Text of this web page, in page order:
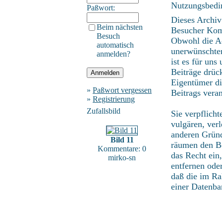
Paßwort:
Beim nächsten
Besuch
automatisch
anmelden?
» Paßwort vergessen
» Registrierung
Zufallsbild
Bild 11
Kommentare: 0
mirko-sn
Dieses
Besucher
Obwohl die
ist es für uns
Beiträge
Eigentümer
Beitrags
Sie
vulgären,
anderen
räumen den
das Recht
entfernen
daß die im
einer